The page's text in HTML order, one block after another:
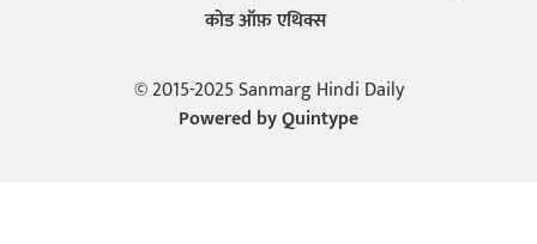
कोड ऑफ़ एथिक्स
© 2015-2025 Sanmarg Hindi Daily
Powered byQuintype